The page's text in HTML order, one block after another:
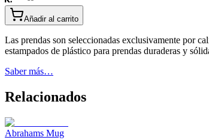
Añadir al carrito
Las prendas son seleccionadas exclusivamente por
estampados de plástico para prendas duraderas y
Saber más…
Relacionados
Abrahams Mug